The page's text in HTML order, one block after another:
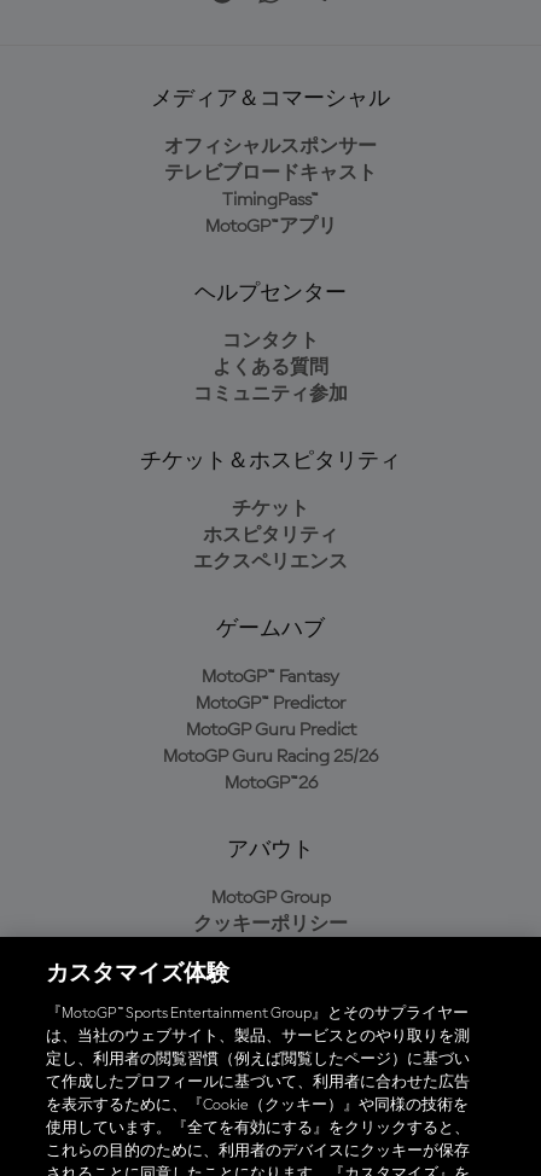
メディア＆コマーシャル
オフィシャルスポンサー
テレビブロードキャスト
TimingPass™
MotoGP™アプリ
ヘルプセンター
コンタクト
よくある質問
コミュニティ参加
チケット＆ホスピタリティ
チケット
ホスピタリティ
エクスペリエンス
ゲームハブ
MotoGP™ Fantasy
MotoGP™ Predictor
MotoGP Guru Predict
MotoGP Guru Racing 25/26
MotoGP™26
アバウト
MotoGP Group
クッキーポリシー
プライバシーポリシー
購入ポリシー
オフィシャルアプリ
カスタマイズ体験
『MotoGP™ Sports Entertainment Group』とそのサプライヤー
は、当社のウェブサイト、製品、サービスとのやり取りを測
定し、利用者の閲覧習慣（例えば閲覧したページ）に基づい
て作成したプロフィールに基づいて、利用者に合わせた広告
を表示するために、『Cookie（クッキー）』や同様の技術を
使用しています。『全てを有効にする』をクリックすると、
これらの目的のために、利用者のデバイスにクッキーが保存